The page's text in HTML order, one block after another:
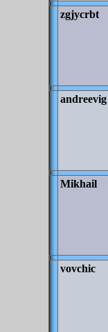
zgjycrbt
andreevig
Mikhail
vovchic